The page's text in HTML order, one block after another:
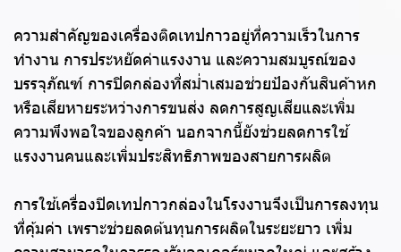
ความสำคัญของเครื่องติดเทปกาวอยู่ที่ความเร็วในการ
ทำงาน การประหยัดค่าแรงงาน และความสมบูรณ์ของ
บรรจุภัณฑ์ การปิดกล่องที่สม่ำเสมอช่วยป้องกันสินค้าหก
หรือเสียหายระหว่างการขนส่ง ลดการสูญเสียและเพิ่ม
ความพึงพอใจของลูกค้า นอกจากนี้ยังช่วยลดการใช้
แรงงานคนและเพิ่มประสิทธิภาพของสายการผลิต
การใช้เครื่องปิดเทปกาวกล่องในโรงงานจึงเป็นการลงทุน
ที่คุ้มค่า เพราะช่วยลดต้นทุนการผลิตในระยะยาว เพิ่ม